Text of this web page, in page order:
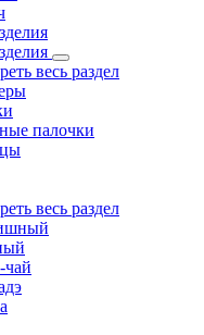
весь раздел
палочки
весь раздел